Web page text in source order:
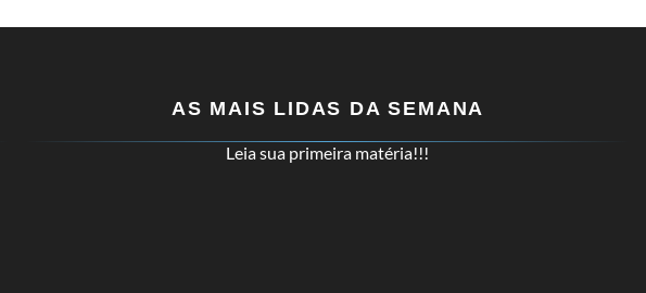
AS MAIS LIDAS DA SEMANA
Leia sua primeira matéria!!!